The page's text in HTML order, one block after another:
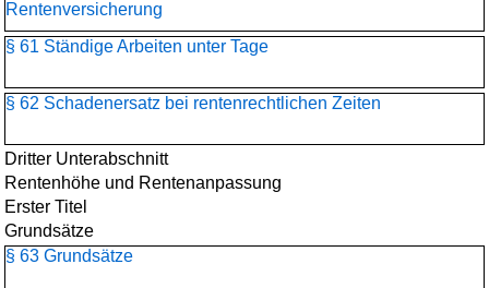
Rentenversicherung
§ 61 Ständige Arbeiten unter Tage
§ 62 Schadenersatz bei rentenrechtlichen Zeiten
Dritter Unterabschnitt
Rentenhöhe und Rentenanpassung
Erster Titel
Grundsätze
§ 63 Grundsätze